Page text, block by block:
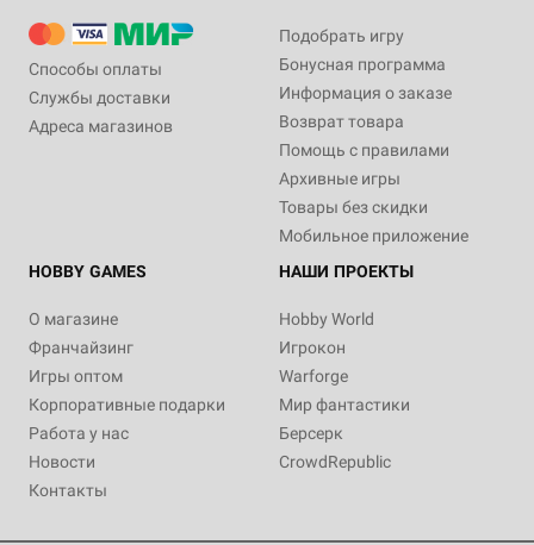
Способы оплаты
Службы доставки
Адреса магазинов
Подобрать игру
Бонусная программа
Информация о заказе
Возврат товара
Помощь с правилами
Архивные игры
Товары без скидки
Мобильное приложение
HOBBY GAMES
О магазине
Франчайзинг
Игры оптом
Корпоративные подарки
Работа у нас
Новости
Контакты
НАШИ ПРОЕКТЫ
Hobby World
Игрокон
Warforge
Мир фантастики
Берсерк
CrowdRepublic